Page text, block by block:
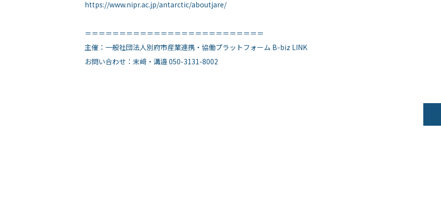
https://www.nipr.ac.jp/antarctic/aboutjare/
＝＝＝＝＝＝＝＝＝＝＝＝＝＝＝＝＝＝＝＝＝＝＝＝＝＝
主催：一般社団法人別府市産業連携・協働プラットフォーム B-biz LINK
お問い合わせ：末﨑・溝邉 050-3131-8002